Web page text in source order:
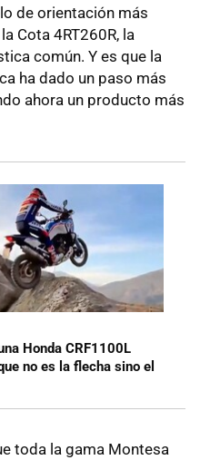
de orientación más
Cota 4RT260R, la
común. Y es que la
ha dado un paso más
ahora un producto más
Honda CRF1100L
no es la flecha sino el
toda la gama Montesa